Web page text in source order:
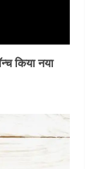
किया नया